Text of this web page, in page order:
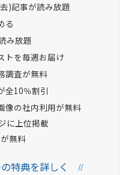
)記事が読み放題
る
み放題
トを毎週お届け
調査が無料
全10％割引
像の社内利用が無料
に上位掲載
無料
特典を詳しく //